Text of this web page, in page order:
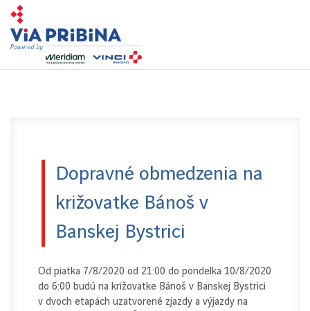
Dopravné obmedzenia na
križovatke Bánoš v
Banskej Bystrici
Od piatka 7/8/2020 od 21:00 do pondelka 10/8/2020
do 6:00 budú na križovatke Bánoš v Banskej Bystrici
v dvoch etapách uzatvorené zjazdy a výjazdy na